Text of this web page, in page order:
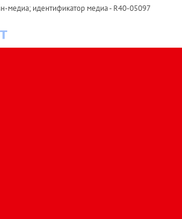
медиа; идентификатор медиа - R40-05097